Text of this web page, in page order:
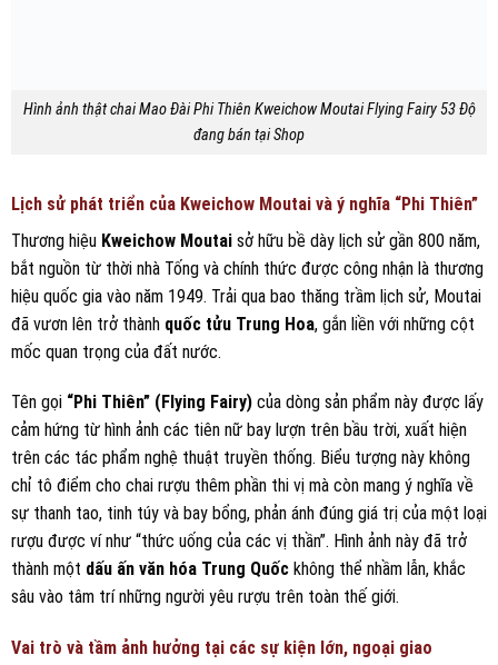
Hình ảnh thật chai Mao Đài Phi Thiên Kweichow Moutai Flying Fairy 53 Độ
đang bán tại Shop
Lịch sử phát triển của Kweichow Moutai và ý nghĩa “Phi Thiên”
Thương hiệu Kweichow Moutai sở hữu bề dày lịch sử gần 800 năm,
bắt nguồn từ thời nhà Tống và chính thức được công nhận là thương
hiệu quốc gia vào năm 1949. Trải qua bao thăng trầm lịch sử, Moutai
đã vươn lên trở thành quốc tửu Trung Hoa, gắn liền với những cột
mốc quan trọng của đất nước.
Tên gọi “Phi Thiên” (Flying Fairy) của dòng sản phẩm này được lấy
cảm hứng từ hình ảnh các tiên nữ bay lượn trên bầu trời, xuất hiện
trên các tác phẩm nghệ thuật truyền thống. Biểu tượng này không
chỉ tô điểm cho chai rượu thêm phần thi vị mà còn mang ý nghĩa về
sự thanh tao, tinh túy và bay bổng, phản ánh đúng giá trị của một loại
rượu được ví như “thức uống của các vị thần”. Hình ảnh này đã trở
thành một dấu ấn văn hóa Trung Quốc không thể nhầm lẫn, khắc
sâu vào tâm trí những người yêu rượu trên toàn thế giới.
Vai trò và tầm ảnh hưởng tại các sự kiện lớn, ngoại giao